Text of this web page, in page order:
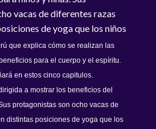
vacas de diferentes razas
de yoga que los niños
casas.
que explica cómo se realizan las
para el cuerpo y el espíritu.
en estos cinco capitulos.
a mostrar los beneficios del
protagonistas son ocho vacas de
distintas posiciones de yoga que los